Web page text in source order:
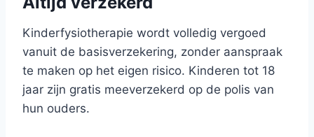
Kinderfysiotherapie wordt volledig vergoed
vanuit de basisverzekering, zonder aanspraak
te maken op het eigen risico. Kinderen tot 18
jaar zijn gratis meeverzekerd op de polis van
hun ouders.